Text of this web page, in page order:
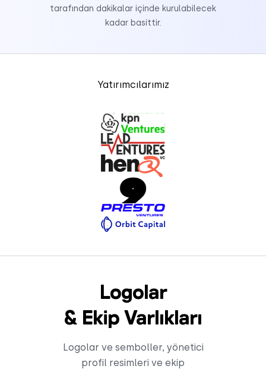
tarafından dakikalar içinde kurulabilecek
kadar basittir.
Yatırımcılarımız
Logolar
& Ekip Varlıkları
Logolar ve semboller, yönetici
profil resimleri ve ekip